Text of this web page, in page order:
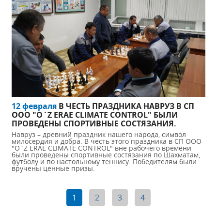
12 февраля В ЧЕСТЬ ПРАЗДНИКА НАВРУЗ В СП
ООО "O`Z ERAE CLIMATE CONTROL" БЫЛИ
ПРОВЕДЕНЫ СПОРТИВНЫЕ СОСТЯЗАНИЯ.
Навруз – древний праздник нашего народа, символ
милосердия и добра. В честь этого праздника в СП ООО
"O`Z ERAE CLIMATE CONTROL" вне рабочего времени
были проведены спортивные состязания по Шахматам,
футболу и по настольному теннису. Победителям были
вручены ценные призы.
1 2 3 4